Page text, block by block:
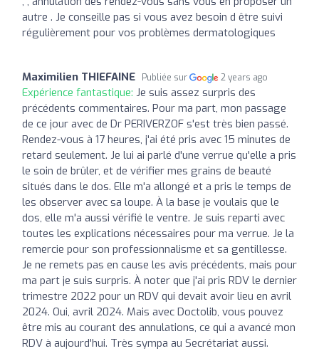
autre . Je conseille pas si vous avez besoin d être suivi
régulièrement pour vos problèmes dermatologiques
Maximilien THIEFAINE Publiée sur 2 years ago
Expérience fantastique: Je suis assez surpris des
précédents commentaires. Pour ma part, mon passage
de ce jour avec de Dr PERIVERZOF s'est très bien passé.
Rendez-vous à 17 heures, j'ai été pris avec 15 minutes de
retard seulement. Je lui ai parlé d'une verrue qu'elle a pris
le soin de brûler, et de vérifier mes grains de beauté
situés dans le dos. Elle m'a allongé et a pris le temps de
les observer avec sa loupe. À la base je voulais que le
dos, elle m'a aussi vérifié le ventre. Je suis reparti avec
toutes les explications nécessaires pour ma verrue. Je la
remercie pour son professionnalisme et sa gentillesse.
Je ne remets pas en cause les avis précédents, mais pour
ma part je suis surpris. À noter que j'ai pris RDV le dernier
trimestre 2022 pour un RDV qui devait avoir lieu en avril
2024. Oui, avril 2024. Mais avec Doctolib, vous pouvez
être mis au courant des annulations, ce qui a avancé mon
RDV à aujourd'hui. Très sympa au Secrétariat aussi.